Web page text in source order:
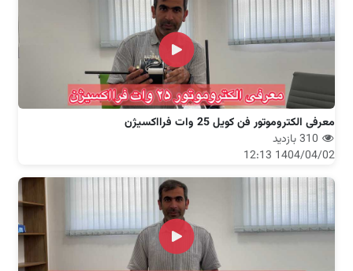
معرفی الکتروموتور فن کویل 25 وات فرااکسیژن
1404/04/02 12:13